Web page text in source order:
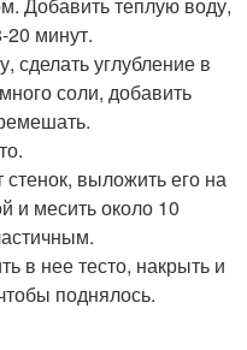
20 минут.
сделать углубление в
соли, добавить
стенок, выложить его на
и месить около 10
в нее тесто, накрыть и
поднялось.